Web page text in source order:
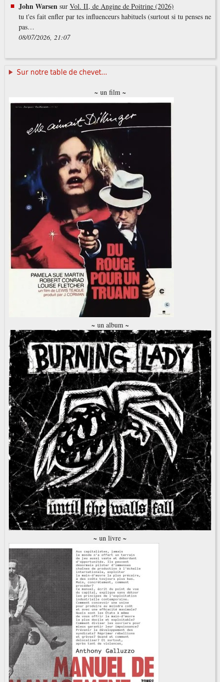
John Warsen sur Vol. II, de Angine de Poitrine (2026)
tu t'es fait enfler par tes influenceurs habituels (surtout si tu penses ne
pas…
08/07/2026, 21:07
Sur notre table de chevet...
~ un film ~
~ un album ~
~ un livre ~